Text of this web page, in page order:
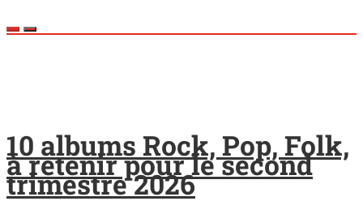
10 albums Rock, Pop, Folk,
à retenir pour le second
trimestre 2026